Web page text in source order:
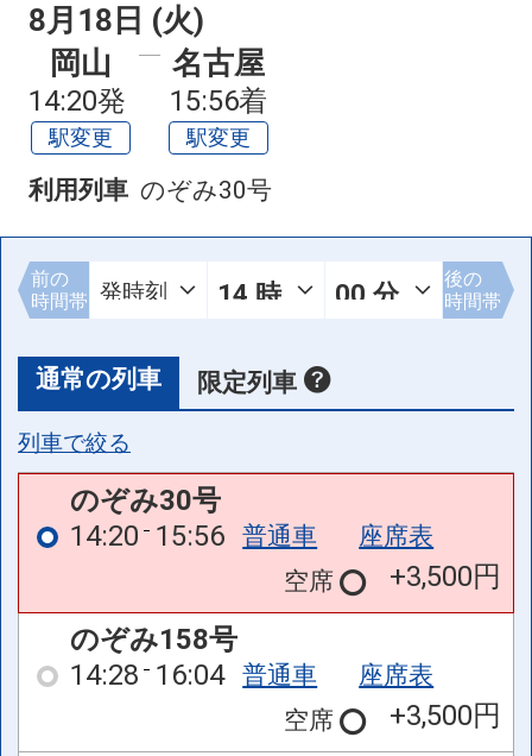
8月18日 (火)
岡山
14:20発
駅変更
名古屋
15:56着
駅変更
利用列車 のぞみ30号
前の
時間帯
後の
時間帯
通常の列車 限定列車
列車で絞る
のぞみ30号
14:20 15:56 普通車
座席表
空席
+3,500円
のぞみ158号
14:28 16:04 普通車
座席表
空席
+3,500円